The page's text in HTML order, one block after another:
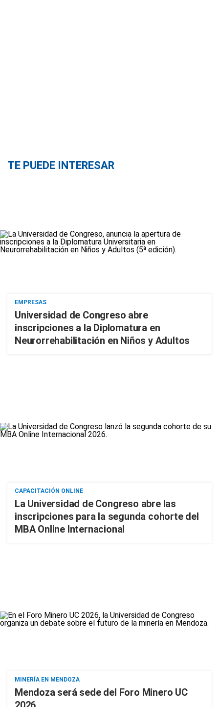
TE PUEDE INTERESAR
EMPRESAS
Universidad de Congreso abre
inscripciones a la Diplomatura en
Neurorrehabilitación en Niños y Adultos
CAPACITACIÓN ONLINE
La Universidad de Congreso abre las
inscripciones para la segunda cohorte del
MBA Online Internacional
MINERÍA EN MENDOZA
Mendoza será sede del Foro Minero UC